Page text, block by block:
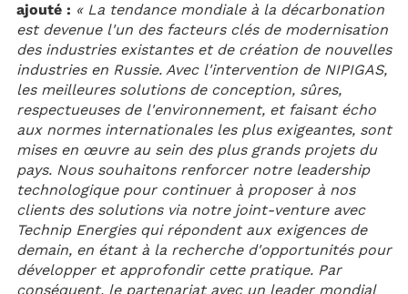
ajouté : « La tendance mondiale à la décarbonation
est devenue l'un des facteurs clés de modernisation
des industries existantes et de création de nouvelles
industries en Russie. Avec l'intervention de NIPIGAS,
les meilleures solutions de conception, sûres,
respectueuses de l'environnement, et faisant écho
aux normes internationales les plus exigeantes, sont
mises en œuvre au sein des plus grands projets du
pays. Nous souhaitons renforcer notre leadership
technologique pour continuer à proposer à nos
clients des solutions via notre joint-venture avec
Technip Energies qui répondent aux exigences de
demain, en étant à la recherche d'opportunités pour
développer et approfondir cette pratique. Par
conséquent, le partenariat avec un leader mondial